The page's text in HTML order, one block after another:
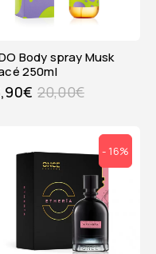
250ml
20,00€
€
- 16%